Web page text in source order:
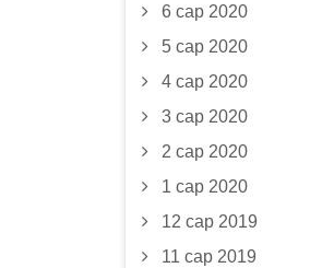
6 сар 2020
5 сар 2020
4 сар 2020
3 сар 2020
2 сар 2020
1 сар 2020
12 сар 2019
11 сар 2019